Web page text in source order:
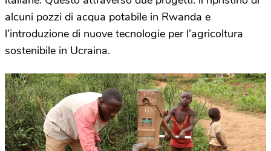
alcuni pozzi di acqua potabile in Rwanda e
l’introduzione di nuove tecnologie per l’agricoltura
sostenibile in Ucraina.